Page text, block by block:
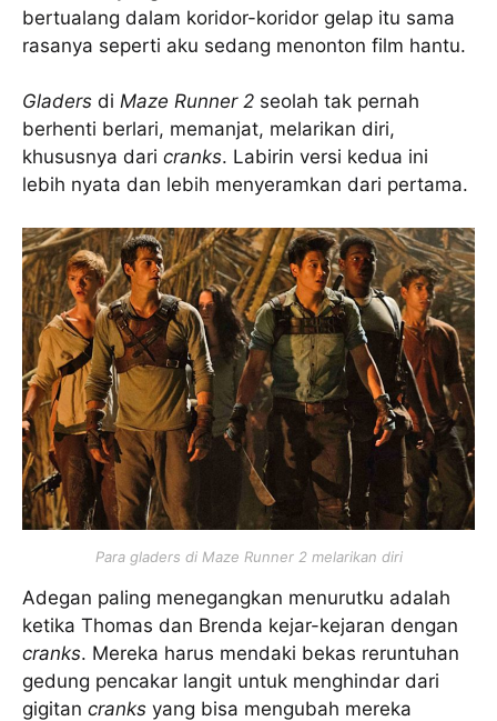
bertualang dalam koridor-koridor gelap itu sama
rasanya seperti aku sedang menonton film hantu.
Gladers di Maze Runner 2 seolah tak pernah
berhenti berlari, memanjat, melarikan diri,
khususnya dari cranks. Labirin versi kedua ini
lebih nyata dan lebih menyeramkan dari pertama.
Para gladers di Maze Runner 2melarikan diri
Adegan paling menegangkan menurutku adalah
ketika Thomas dan Brenda kejar-kejaran dengan
cranks. Mereka harus mendaki bekas reruntuhan
gedung pencakar langit untuk menghindar dari
gigitan cranks yang bisa mengubah mereka